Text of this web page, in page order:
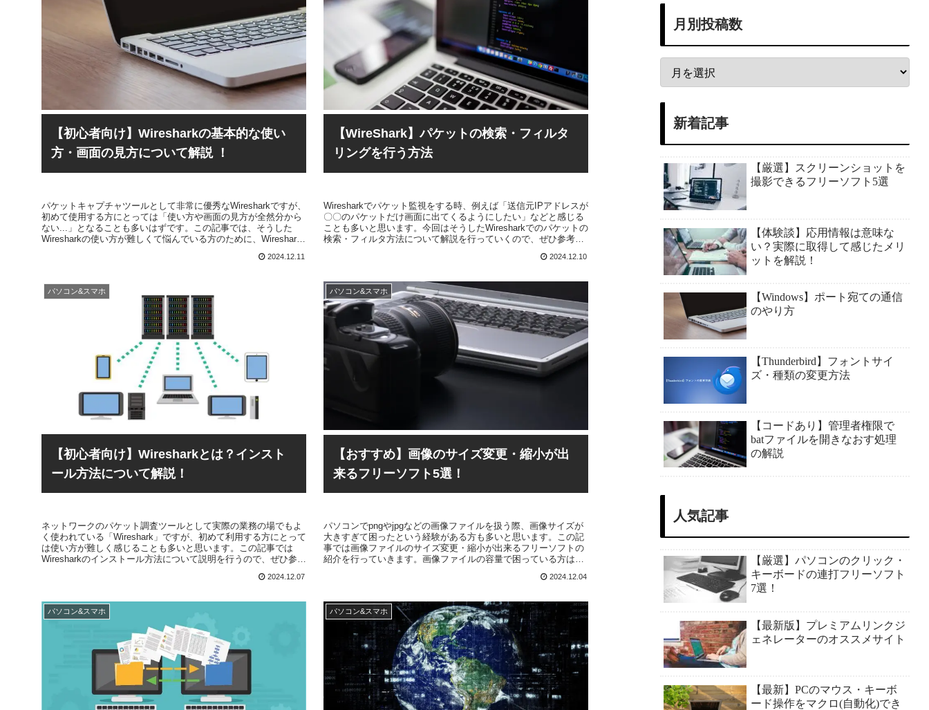
【初心者向け】Wiresharkの基本的な使い
方・画面の見方について解説 ！
パケットキャプチャツールとして非常に優秀なWiresharkですが、
初めて使用する方にとっては「使い方や画面の見方が全然分から
ない...」となることも多いはずです。この記事では、そうした
Wiresharkの使い方が難しくて悩んでいる方のために、Wireshark
2024.12.11
【WireShark】パケットの検索・フィルタ
リングを行う方法
Wiresharkでパケット監視をする時、例えば「送信元IPアドレスが
〇〇のパケットだけ画面に出てくるようにしたい」などと感じる
ことも多いと思います。今回はそうしたWiresharkでのパケットの
検索・フィルタ方法について解説を行っていくので、ぜひ参考に
2024.12.10
パソコン&スマホ
【初心者向け】Wiresharkとは？インスト
ール方法について解説！
ネットワークのパケット調査ツールとして実際の業務の場でもよ
く使われている「Wireshark」ですが、初めて利用する方にとって
は使い方が難しく感じることも多いと思います。この記事では
Wiresharkのインストール方法について説明を行うので、ぜひ参考
2024.12.07
パソコン&スマホ
【おすすめ】画像のサイズ変更・縮小が出
来るフリーソフト5選！
パソコンでpngやjpgなどの画像ファイルを扱う際、画像サイズが
大きすぎて困ったという経験がある方も多いと思います。この記
事では画像ファイルのサイズ変更・縮小が出来るフリーソフトの
紹介を行っていきます。画像ファイルの容量で困っている方はぜ
2024.12.04
パソコン&スマホ パソコン&スマホ
月別投稿数
新着記事
【厳選】スクリーンショットを
撮影できるフリーソフト5選
【体験談】応用情報は意味な
い？実際に取得して感じたメリ
ットを解説！
【Windows】ポート宛ての通信
のやり方
【Thunderbird】フォントサイ
ズ・種類の変更方法
【コードあり】管理者権限で
batファイルを開きなおす処理
の解説
人気記事
【厳選】パソコンのクリック・
キーボードの連打フリーソフト
7選！
【最新版】プレミアムリンクジ
ェネレーターのオススメサイト
【最新】PCのマウス・キーボ
ード操作をマクロ(自動化)でき